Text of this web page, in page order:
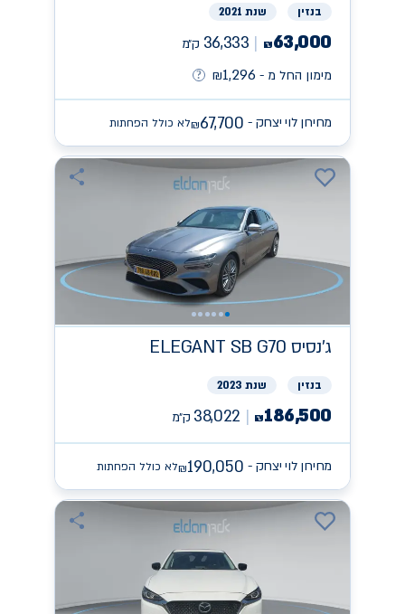
בנזין שנת 2021
₪63,000
36,333 ק״מ
מימון החל מ -
₪1,296
מחירון לוי יצחק - ₪67,700 לא כולל הפחתות
ג'נסיס ELEGANT SB G70
בנזין שנת 2023
₪186,500
38,022 ק״מ
מחירון לוי יצחק - ₪190,050 לא כולל הפחתות